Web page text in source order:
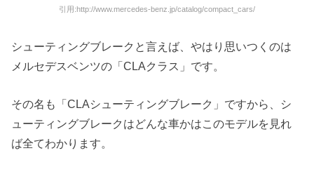
引用:http://www.mercedes-benz.jp/catalog/compact_cars/
シューティングブレークと言えば、やはり思いつくのは
メルセデスベンツの「CLAクラス」です。
その名も「CLAシューティングブレーク」ですから、シ
ューティングブレークはどんな車かはこのモデルを見れ
ば全てわかります。